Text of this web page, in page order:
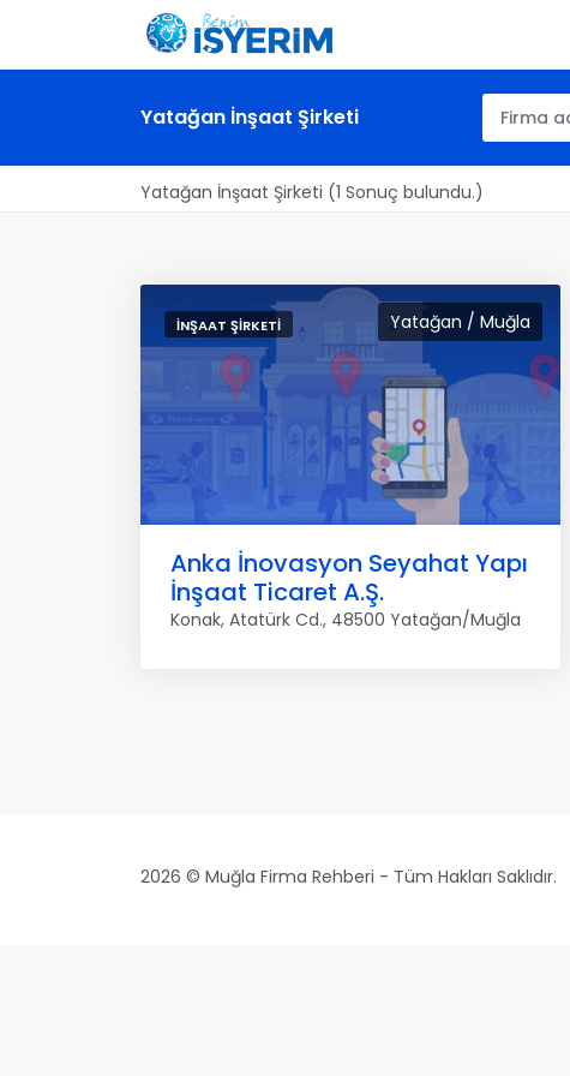
Yatağan İnşaat Şirketi
Yatağan İnşaat Şirketi (1 Sonuç bulundu.)
Yatağan / Muğla
İNŞAAT ŞIRKETI
Anka İnovasyon Seyahat Yapı
İnşaat Ticaret A.Ş.
Konak, Atatürk Cd., 48500 Yatağan/Muğla
2026 © Muğla Firma Rehberi - Tüm Hakları Saklıdır.